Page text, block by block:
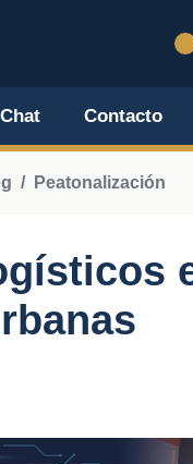
Chat Contacto
Peatonalización